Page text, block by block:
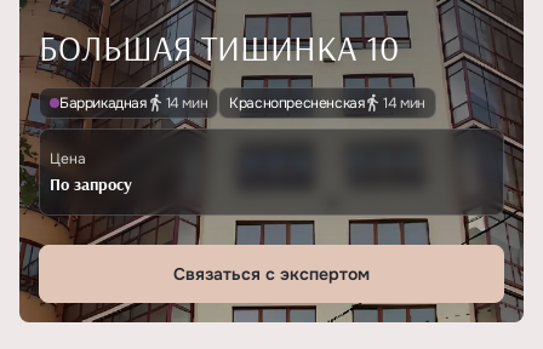
БОЛЬШАЯ ТИШИНКА 10
Баррикадная 14 мин Краснопресненская 14 мин
Цена
По запросу
Связаться с экспертом